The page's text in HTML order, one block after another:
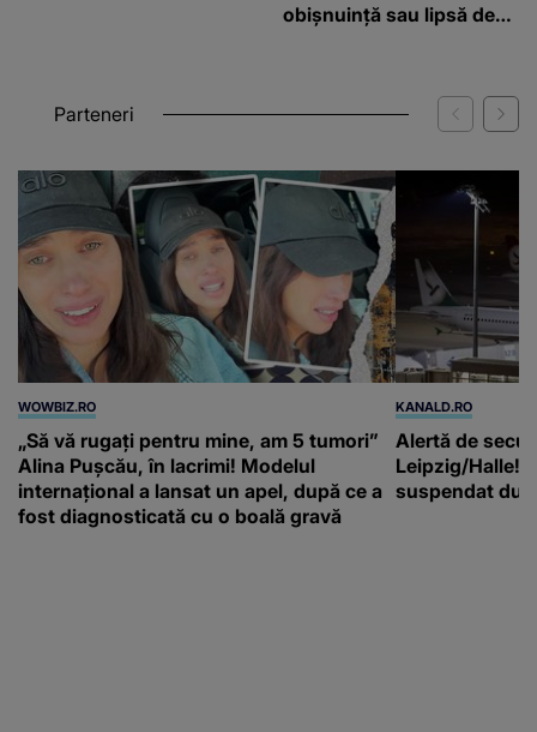
obișnuință sau lipsă de
Parteneri
WOWBIZ.RO
„Să vă rugați pentru mine, am 5 tumori”
Alina Pușcău, în lacrimi! Modelul
internațional a lansat un apel, după ce a
fost diagnosticată cu o boală gravă
KANALD.RO
Alertă de
Leipzig/Halle!
suspendat